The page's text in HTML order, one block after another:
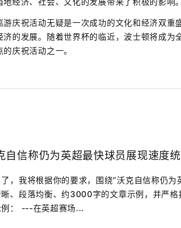
游庆祝活动无疑是一次成功的文化和经济双
济的发展。随着世界杯的临近，波士顿将成
庆祝活动之一。
自信称仍为英超最快球员展现速度
了，我将根据你的要求，围绕“沃克自信称仍
、段落均衡、约3000字的文章示例，并严
例： ---在英超赛场...